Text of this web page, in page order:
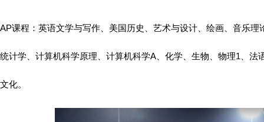
AP课程：英语文学与写作、美国历史、艺术与设计、绘画、音乐
统计学、计算机科学原理、计算机科学A、化学、生物、物理1、
文化。